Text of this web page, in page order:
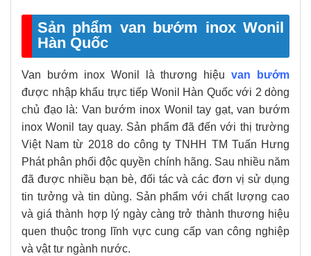
Sản phẩm van bướm inox Wonil
Hàn Quốc
Van bướm inox Wonil là thương hiệuvan bướm
được nhập khẩu trực tiếp Wonil Hàn Quốc với 2 dòng
chủ đạo là: Van bướm inox Wonil tay gạt, van bướm
inox Wonil tay quay. Sản phẩm đã đến với thị trường
Việt Nam từ 2018 do công ty TNHH TM Tuấn Hưng
Phát phân phối độc quyền chính hãng. Sau nhiều năm
đã được nhiều bạn bè, đối tác và các đơn vị sử dụng
tin tưởng và tin dùng. Sản phẩm với chất lượng cao
và giá thành hợp lý ngày càng trở thành thương hiệu
quen thuộc trong lĩnh vực cung cấp van công nghiệp
và vật tư ngành nước.